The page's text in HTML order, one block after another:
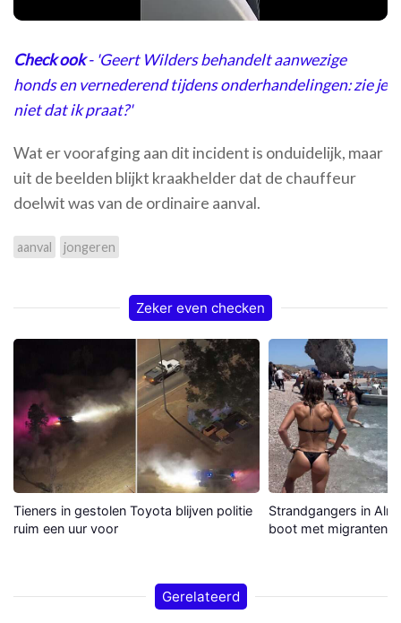
Check ook- 'Geert Wilders behandelt aanwezige
honds en vernederend tijdens onderhandelingen: zie je
niet dat ik praat?'
Wat er voorafging aan dit incident is onduidelijk, maar
uit de beelden blijkt kraakhelder dat de chauffeur
doelwit was van de ordinaire aanval.
aanval jongeren
Zeker even checken
Tieners in gestolen Toyota blijven politie
ruim een uur voor
Strandgangers in
boot met migranten
Gerelateerd